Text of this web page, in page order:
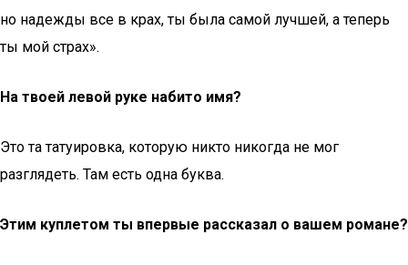
но надежды все в крах, ты была самой лучшей, а теперь
ты мой страх».
На твоей левой руке набито имя?
Это та татуировка, которую никто никогда не мог
разглядеть. Там есть одна буква.
Этим куплетом ты впервые рассказал о вашем романе?